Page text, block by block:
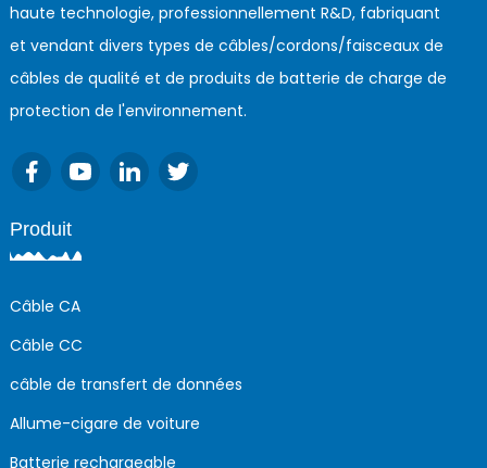
haute technologie, professionnellement R&D, fabriquant
et vendant divers types de câbles/cordons/faisceaux de
câbles de qualité et de produits de batterie de charge de
protection de l'environnement.
Produit
Câble CA
Câble CC
câble de transfert de données
Allume-cigare de voiture
Batterie rechargeable